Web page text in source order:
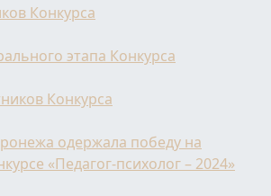
Конкурса
этапа Конкурса
Конкурса
одержала победу на
«Педагог-психолог – 2024»